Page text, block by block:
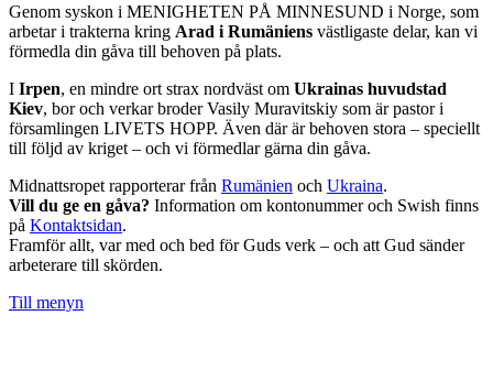
Genom syskon i MENIGHETEN PÅ MINNESUND i Norge, som
arbetar i trakterna kring Arad i Rumäniens västligaste delar, kan vi
förmedla din gåva till behoven på plats.
I Irpen, en mindre ort strax nordväst om Ukrainas huvudstad
Kiev, bor och verkar broder Vasily Muravitskiy som är pastor i
församlingen LIVETS HOPP. Även där är behoven stora – speciellt
till följd av kriget – och vi förmedlar gärna din gåva.
Midnattsropet rapporterar från Rumänien och Ukraina.
Vill du ge en gåva? Information om kontonummer och Swish finns
på Kontaktsidan.
Framför allt, var med och bed för Guds verk – och att Gud sänder
arbeterare till skörden.
Till menyn